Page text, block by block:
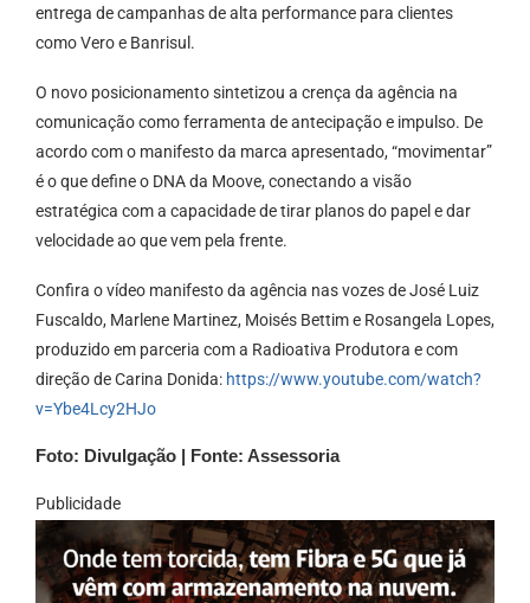
entrega de campanhas de alta performance para clientes
como Vero e Banrisul.
O novo posicionamento sintetizou a crença da agência na
comunicação como ferramenta de antecipação e impulso. De
acordo com o manifesto da marca apresentado, “movimentar”
é o que define o DNA da Moove, conectando a visão
estratégica com a capacidade de tirar planos do papel e dar
velocidade ao que vem pela frente.
Confira o vídeo manifesto da agência nas vozes de José Luiz
Fuscaldo, Marlene Martinez, Moisés Bettim e Rosangela Lopes,
produzido em parceria com a Radioativa Produtora e com
direção de Carina Donida: https://www.youtube.com/watch?
v=Ybe4Lcy2HJo
Foto: Divulgação | Fonte: Assessoria
Publicidade